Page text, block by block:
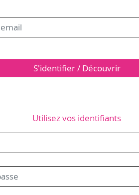
S'identifier / Découvrir
Utilisez vos identifiants